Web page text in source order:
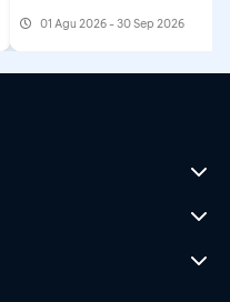
01 Agu 2026 - 30 Sep 2026